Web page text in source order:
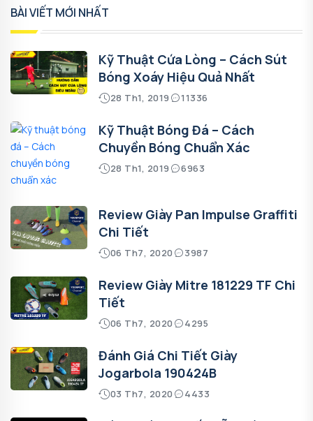
BÀI VIẾT MỚI NHẤT
Kỹ Thuật Cứa Lòng – Cách Sút
Bóng Xoáy Hiệu Quả Nhất
28 Th1, 2019 11336
Kỹ Thuật Bóng Đá – Cách
Chuyền Bóng Chuẩn Xác
28 Th1, 2019 6963
Review Giày Pan Impulse Graffiti
Chi Tiết
06 Th7, 2020 3987
Review Giày Mitre 181229 TF Chi
Tiết
06 Th7, 2020 4295
Đánh Giá Chi Tiết Giày
Jogarbola 190424B
03 Th7, 2020 4433